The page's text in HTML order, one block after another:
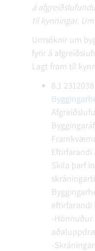
á
til kynningar.
Umsóknir um
fyrir á
Lagt fram til
8.1 2312038
Skila þarf
eftirfarandi
-Hönnuður
-